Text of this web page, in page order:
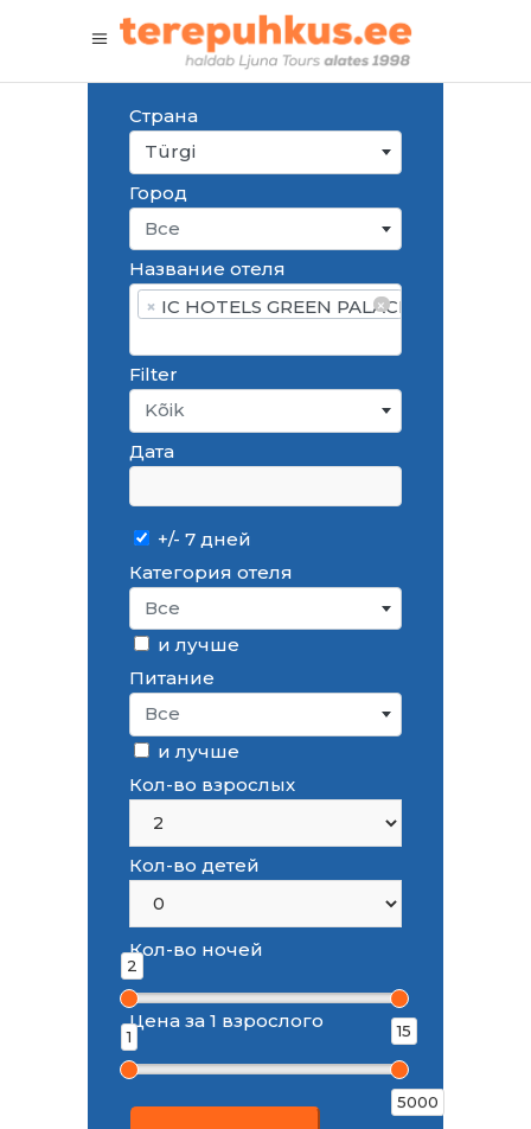
Страна
Türgi
Город
Все
Название отеля
×
× IC HOTELS GREEN PALACE
Filter
Kõik
Дата
+/- 7 дней
Категория отеля
Все
и лучше
Питание
Все
и лучше
Кол-во взрослых
Кол-во детей
Кол-во ночей
2
15
Цена за 1 взрослого
1
5000